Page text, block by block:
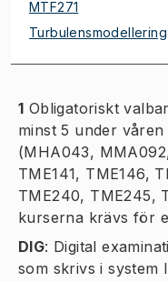
MTF271
Turbulensmodellering
1 Obligatoriskt
minst 5 under
(MHA043,
TME141, TME146,
TME240, TME245,
kurserna krävs för
DIG: Digital
som skrivs i system